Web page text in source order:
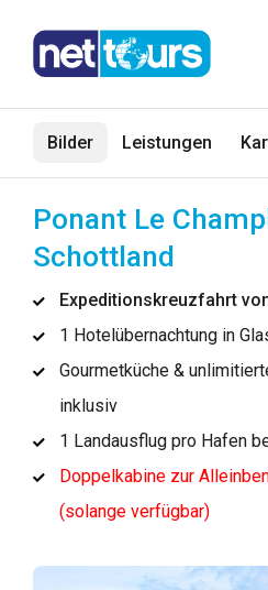
Bilder Leistungen
Ponant Le
Schottland
Expeditionskreuzfahrt
1 Hotelübernachtung in
Gourmetküche &
inklusiv
1 Landausflug pro Hafen
Doppelkabine zur
(solange verfügbar)